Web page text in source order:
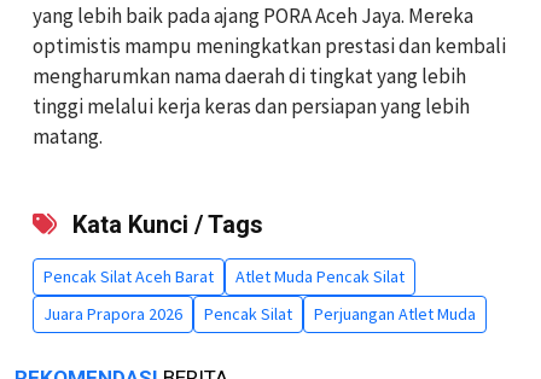
yang lebih baik pada ajang PORA Aceh Jaya. Mereka
optimistis mampu meningkatkan prestasi dan kembali
mengharumkan nama daerah di tingkat yang lebih
tinggi melalui kerja keras dan persiapan yang lebih
matang.
Kata Kunci / Tags
Pencak Silat Aceh Barat
Atlet Muda Pencak Silat
Juara Prapora 2026
Pencak Silat Perjuangan Atlet Muda